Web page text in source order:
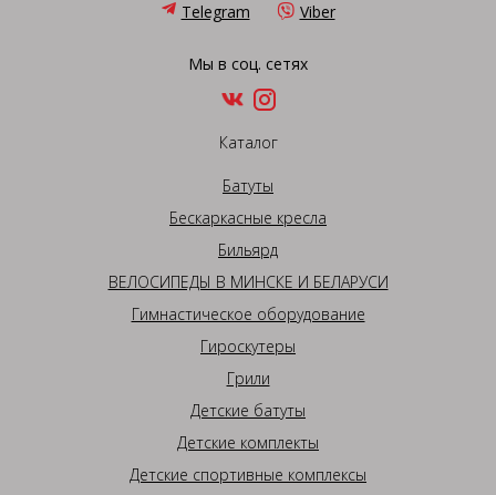
Telegram Viber
Мы в соц. сетях
Каталог
Батуты
Бескаркасные кресла
Бильярд
ВЕЛОСИПЕДЫ В МИНСКЕ И БЕЛАРУСИ
Гимнастическое оборудование
Гироскутеры
Грили
Детские батуты
Детские комплекты
Детские спортивные комплексы